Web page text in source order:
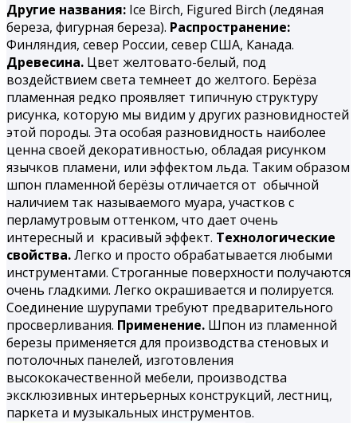
Другие названия: Ice Birch, Figured Birch (ледяная
береза, фигурная береза). Распространение:
Финляндия, север России, север США, Канада.
Древесина. Цвет желтовато-белый, под
воздействием света темнеет до желтого. Берёза
пламенная редко проявляет типичную структуру
рисунка, которую мы видим у других разновидностей
этой породы. Эта особая разновидность наиболее
ценна своей декоративностью, обладая рисунком
язычков пламени, или эффектом льда. Таким образом
шпон пламенной берёзы отличается от обычной
наличием так называемого муара, участков с
перламутровым оттенком, что дает очень
интересный и красивый эффект. Технологические
свойства.Легко и просто обрабатывается любыми
инструментами. Строганные поверхности получаются
очень гладкими. Легко окрашивается и полируется.
Соединение шурупами требуют предварительного
просверливания. Применение. Шпон из пламенной
березы применяется для производства стеновых и
потолочных панелей, изготовления
высококачественной мебели, производства
эксклюзивных интерьерных конструкций, лестниц,
паркета и музыкальных инструментов.